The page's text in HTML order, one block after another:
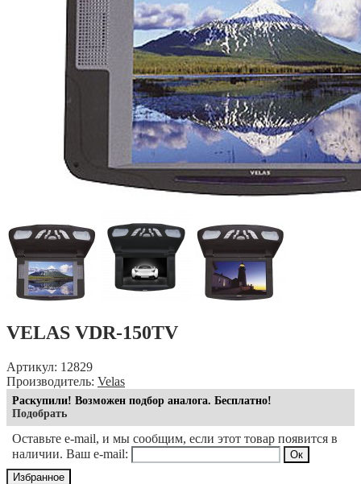
VELAS VDR-150TV
Артикул: 12829
Производитель: Velas
Раскупили! Возможен подбор аналога. Бесплатно!
Подобрать
Оставьте e-mail, и мы сообщим, если этот товар появится в
наличии. Ваш e-mail:
Избранное